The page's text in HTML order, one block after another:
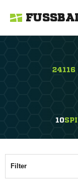
24116
10
Filter